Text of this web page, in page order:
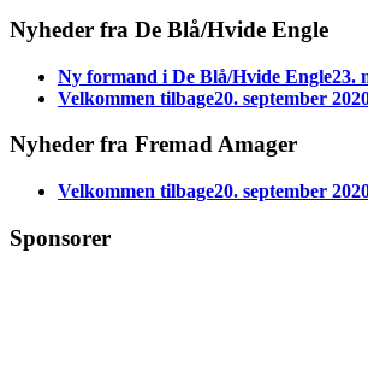
Nyheder fra De Blå/Hvide Engle
Ny formand i De Blå/Hvide Engle23.
Velkommen tilbage20. september
Nyheder fra Fremad Amager
Velkommen tilbage20. september
Sponsorer